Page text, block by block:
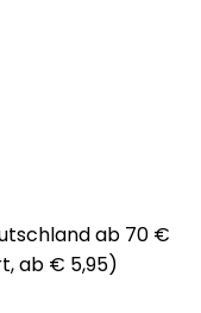
ab 70 €
ab € 5,95)